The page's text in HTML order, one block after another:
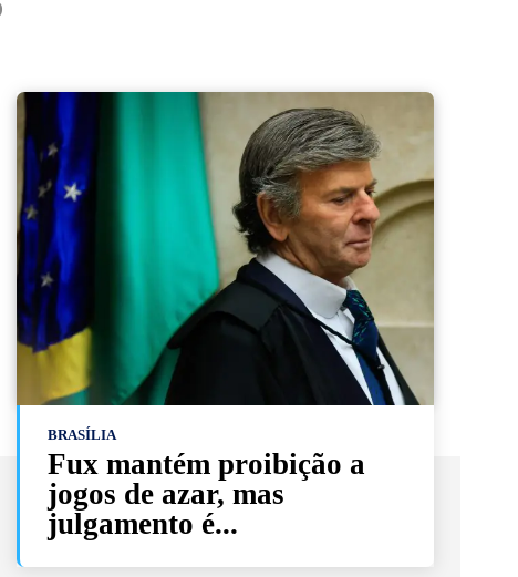
BRASÍLIA
Fux mantém proibição a
jogos de azar, mas
julgamento é...